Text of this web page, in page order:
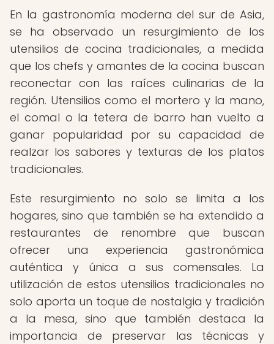
En la gastronomía moderna del sur de Asia,
se ha observado un resurgimiento de los
utensilios de cocina tradicionales, a medida
que los chefs y amantes de la cocina buscan
reconectar con las raíces culinarias de la
región. Utensilios como el mortero y la mano,
el comal o la tetera de barro han vuelto a
ganar popularidad por su capacidad de
realzar los sabores y texturas de los platos
tradicionales.
Este resurgimiento no solo se limita a los
hogares, sino que también se ha extendido a
restaurantes de renombre que buscan
ofrecer una experiencia gastronómica
auténtica y única a sus comensales. La
utilización de estos utensilios tradicionales no
solo aporta un toque de nostalgia y tradición
a la mesa, sino que también destaca la
importancia de preservar las técnicas y